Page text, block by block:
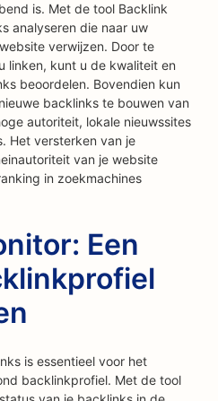
is. Met de tool Backlink
analyseren die naar uw
verwijzen. Door te
linken, kunt u de kwaliteit en
beoordelen. Bovendien kun
backlinks te bouwen van
autoriteit, lokale nieuwssites
Het versterken van je
van je website
in zoekmachines
Een
is essentieel voor het
backlinkprofiel. Met de tool